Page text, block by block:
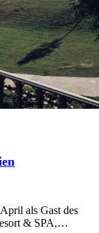
als Gast des
& SPA,…